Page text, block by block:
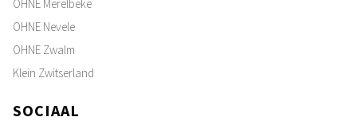
OHNE Merelbeke
OHNE Nevele
OHNE Zwalm
Klein Zwitserland
SOCIAAL